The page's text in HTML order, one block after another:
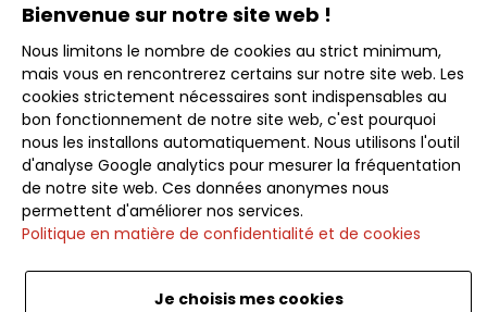
avant-première nos offres exclusives, idées de
voyages et conseils pour des escapades inoubliables.
Souscrire
Bienvenue sur notre site web !
Nous limitons le nombre de cookies au strict minimum,
mais vous en rencontrerez certains sur notre site web. Les
cookies strictement nécessaires sont indispensables au
bon fonctionnement de notre site web, c'est pourquoi
nous les installons automatiquement. Nous utilisons l'outil
d'analyse Google analytics pour mesurer la fréquentation
de notre site web. Ces données anonymes nous
permettent d'améliorer nos services.
Politique en matière de confidentialité et de cookies
Je choisis mes cookies